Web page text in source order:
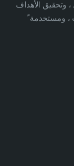
وتحقيق الأهداف
، ومستخدمة